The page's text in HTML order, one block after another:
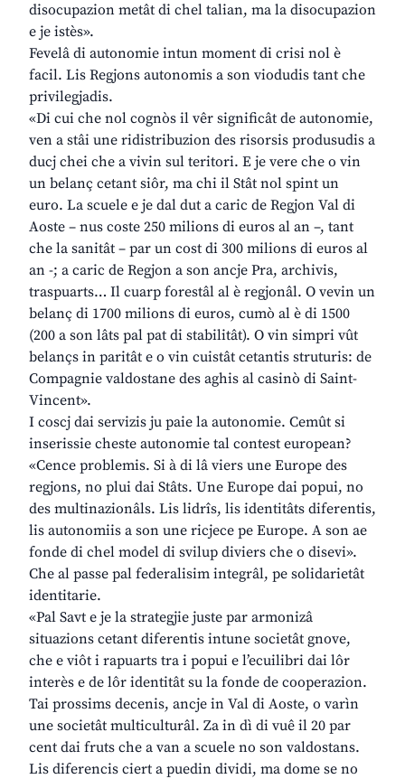
disocupazion metât di chel talian, ma la disocupazion
e je istès».
Fevelâ di autonomie intun moment di crisi nol è
facil. Lis Regjons autonomis a son viodudis tant che
privilegjadis.
«Di cui che nol cognòs il vêr significât de autonomie,
ven a stâi une ridistribuzion des risorsis produsudis a
ducj chei che a vivin sul teritori. E je vere che o vin
un belanç cetant siôr, ma chi il Stât nol spint un
euro. La scuele e je dal dut a caric de Regjon Val di
Aoste – nus coste 250 milions di euros al an –, tant
che la sanitât – par un cost di 300 milions di euros al
an -; a caric de Regjon a son ancje Pra, archivis,
traspuarts… Il cuarp forestâl al è regjonâl. O vevin un
belanç di 1700 milions di euros, cumò al è di 1500
(200 a son lâts pal pat di stabilitât). O vin simpri vût
belançs in paritât e o vin cuistât cetantis struturis: de
Compagnie valdostane des aghis al casinò di Saint-
Vincent».
I coscj dai servizis ju paie la autonomie. Cemût si
inserissie cheste autonomie tal contest european?
«Cence problemis. Si à di lâ viers une Europe des
regjons, no plui dai Stâts. Une Europe dai popui, no
des multinazionâls. Lis lidrîs, lis identitâts diferentis,
lis autonomiis a son une ricjece pe Europe. A son ae
fonde di chel model di svilup diviers che o disevi».
Che al passe pal federalisim integrâl, pe solidarietât
identitarie.
«Pal Savt e je la strategjie juste par armonizâ
situazions cetant diferentis intune societât gnove,
che e viôt i rapuarts tra i popui e l’ecuilibri dai lôr
interès e de lôr identitât su la fonde de cooperazion.
Tai prossims decenis, ancje in Val di Aoste, o varìn
une societât multiculturâl. Za in dì di vuê il 20 par
cent dai fruts che a van a scuele no son valdostans.
Lis diferencis ciert a puedin dividi, ma dome se no